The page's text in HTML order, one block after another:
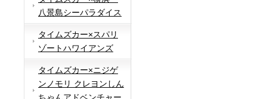
八景島シーパラダイス
タイムズカー×スパリ
ゾートハワイアンズ
タイムズカー×ニジゲ
ンノモリ クレヨンしん